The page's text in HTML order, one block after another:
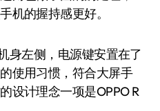
机的握持感更好。
身左侧，电源键安置在了
使用习惯，符合大屏手
设计理念一项是OPPO R